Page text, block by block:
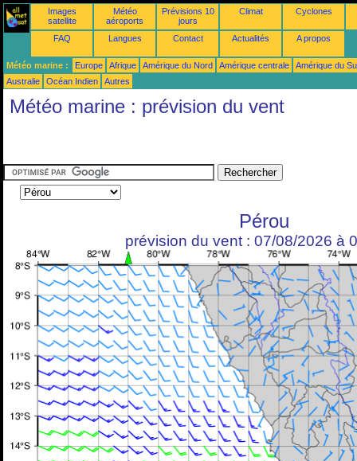
Images
satellite
Météo
aéroports
Prévisions 10
jours
Climat Cyclones
FAQ Langues Contact Actualités A propos
Météo marine : Europe Afrique Amérique du Nord Amérique centrale
Amérique du
Australie
Océan Indien Autres
Météo marine : prévision du vent
Pérou
prévision du vent : 07/08/2026 à